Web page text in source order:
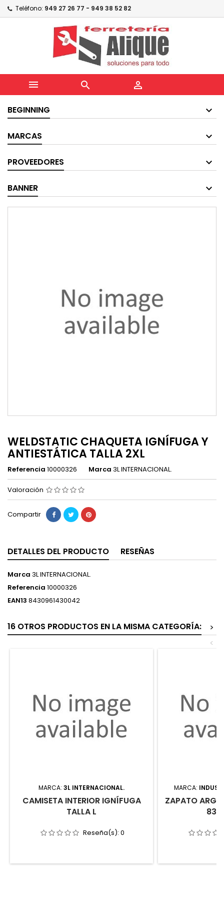
Teléfono: 949 27 26 77 - 949 38 52 82
  
BEGINNING
MARCAS
PROVEEDORES
BANNER
WELDSTATIC CHAQUETA IGNÍFUGA Y
ANTIESTÁTICA TALLA 2XL
Referencia 10000326 Marca 3L INTERNACIONAL.
Valoración
Compartir
DETALLES DEL PRODUCTO RESEÑAS
Marca 3L INTERNACIONAL.
Referencia 10000326
EAN13 8430961430042
16 OTROS PRODUCTOS EN LA MISMA CATEGORÍA:
>
<
MARCA: 3L INTERNACIONAL.
CAMISETA INTERIOR IGNÍFUGA
TALLA L
Reseña(s): 0
MARCA:
ZAPATO